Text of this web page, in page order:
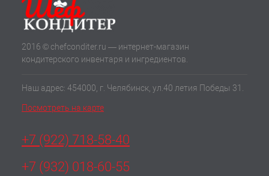
2016 © chefconditer.ru — интернет-магазин
кондитерского инвентаря и ингредиентов.
Наш адрес: 454000, г. Челябинск, ул.40 летия Победы 31.
Посмотреть на карте
+7 (922) 718-58-40
+7 (932) 018-60-55